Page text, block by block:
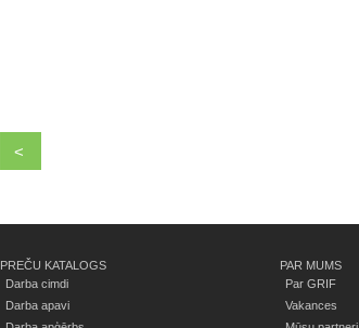
<
PREČU KATALOGS
Darba cimdi
Darba apavi
PAR MUMS
Par GRIF
Vakances